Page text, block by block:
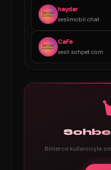
haydar
seslimobil chat
CaFe
sesli sohpet com
Binlerce kullanıcıyla